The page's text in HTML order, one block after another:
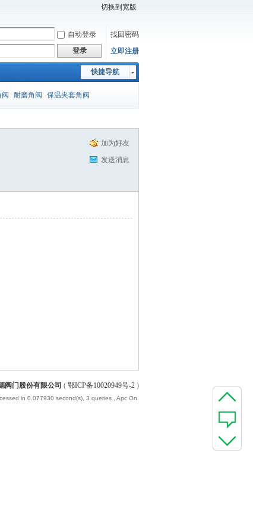
切换到宽版
自动登录
找回密码
登录 立即注册
快捷导航
耐磨角阀 保温夹套角阀
加为好友
发送消息
阀门股份有限公司 ( 鄂ICP备10020949号-2 )
in 0.077930 second(s), 3 queries , Apc On.